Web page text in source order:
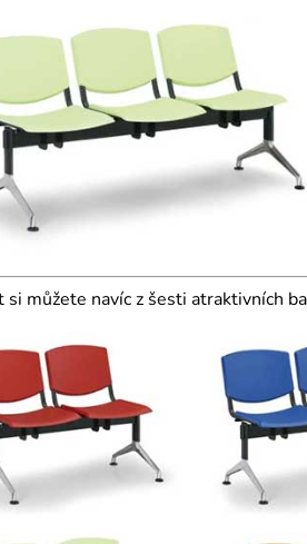
si můžete navíc z šesti atraktivních